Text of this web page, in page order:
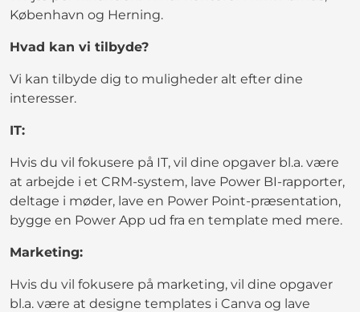
København og Herning.
Hvad kan vi tilbyde?
Vi kan tilbyde dig to muligheder alt efter dine
interesser.
IT:
Hvis du vil fokusere på IT, vil dine opgaver bl.a. være
at arbejde i et CRM-system, lave Power BI-rapporter,
deltage i møder, lave en Power Point-præsentation,
bygge en Power App ud fra en template med mere.
Marketing:
Hvis du vil fokusere på marketing, vil dine opgaver
bl.a. være at designe templates i Canva og lave